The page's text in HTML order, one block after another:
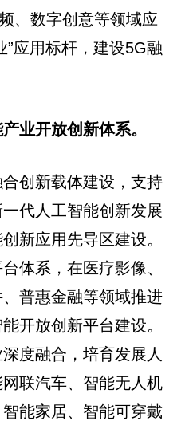
、数字创意等领域应
”应用标杆，建设5G融
业开放创新体系。
创新载体建设，支持
代人工智能创新发展
新应用先导区建设。
体系，在医疗影像、
普惠金融等领域推进
开放创新平台建设。
度融合，培育发展人
联汽车、智能无人机
智能家居、智能可穿戴